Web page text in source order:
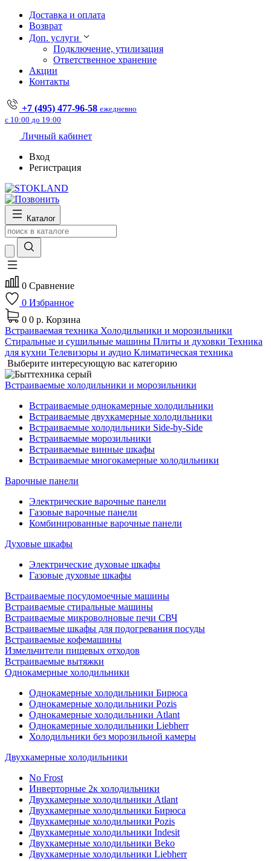
Доставка и оплата
Возврат
Доп. услуги
Подключение, утилизация
Ответственное хранение
Акции
Контакты
+7 (495) 477-96-58 ежедневно
с 10:00 до 19:00
Личный кабинет
Вход
Регистрация
Каталог
0 Сравнение
0 Избранное
0 0 р. Корзина
Встраиваемая техника Холодильники и морозильники
Стиральные и сушильные машины Плиты и духовки Техника
для кухни Телевизоры и аудио Климатическая техника
Выберите интересующую вас категорию
Встраиваемые холодильники и морозильники
Встраиваемые однокамерные холодильники
Встраиваемые двухкамерные холодильники
Встраиваемые холодильники Side-by-Side
Встраиваемые морозильники
Встраиваемые винные шкафы
Встраиваемые многокамерные холодильники
Варочные панели
Электрические варочные панели
Газовые варочные панели
Комбинированные варочные панели
Духовые шкафы
Электрические духовые шкафы
Газовые духовые шкафы
Встраиваемые посудомоечные машины
Встраиваемые стиральные машины
Встраиваемые микроволновые печи СВЧ
Встраиваемые шкафы для подогревания посуды
Встраиваемые кофемашины
Измельчители пищевых отходов
Встраиваемые вытяжки
Однокамерные холодильники
Однокамерные холодильники Бирюса
Однокамерные холодильники Pozis
Однокамерные холодильники Atlant
Однокамерные холодильники Liebherr
Холодильники без морозильной камеры
Двухкамерные холодильники
No Frost
Инверторные 2к холодильники
Двухкамерные холодильники Atlant
Двухкамерные холодильники Бирюса
Двухкамерные холодильники Pozis
Двухкамерные холодильники Indesit
Двухкамерные холодильники Beko
Двухкамерные холодильники Liebherr